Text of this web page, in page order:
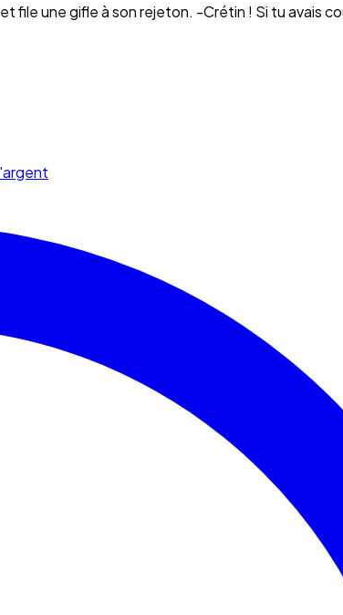
et file une gifle à son rejeton. -Crétin ! Si tu avais